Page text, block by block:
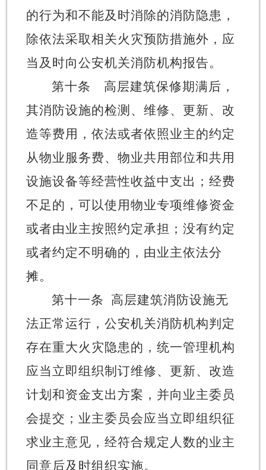
的行为和不能及时消除的消防隐患，
除依法采取相关火灾预防措施外， 应
当 及时向公安机关消防机构报告。
第十条
高层建筑保修期满后，
其消防设施的检测、维修、更新、改
造等费用，依法或者依照业主的约定
从物业服务费、物业共用部位和共用
设施设备等经营性收益中支出；经费
不足的，可以使用物业专项维修资金
或者由业主按照约定承担；没有约定
或者约定不明确的，由业主依法分
摊。
第十一条
高层建筑消防设施无
法正常运行，公安机关消防机构判定
存在重大火灾隐患的，统一管理机构
应当立即组织制订维修、更新、改造
计划和资金支出方案，并向业主委员
会提交；业主委员会应当立即组织征
求业主意见，经符合规定人数的业主
同意后及时组织实施。